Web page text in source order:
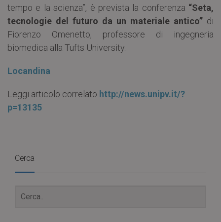
tempo e la scienza”, è prevista la conferenza “Seta,
tecnologie del futuro da un materiale antico” di
Fiorenzo Omenetto, professore di ingegneria
biomedica alla Tufts University.
Locandina
Leggi articolo correlato http://news.unipv.it/?
p=13135
Cerca